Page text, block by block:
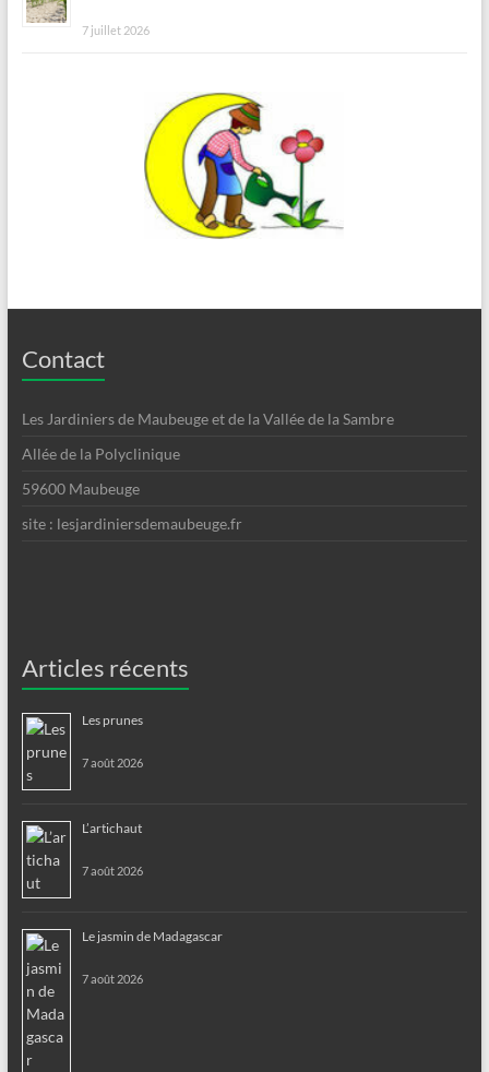
7 juillet 2026
Contact
Les Jardiniers de Maubeuge et de la Vallée de la Sambre
Allée de la Polyclinique
59600 Maubeuge
site : lesjardiniersdemaubeuge.fr
Articles récents
Les prunes
7 août 2026
L’artichaut
7 août 2026
Le jasmin de Madagascar
7 août 2026